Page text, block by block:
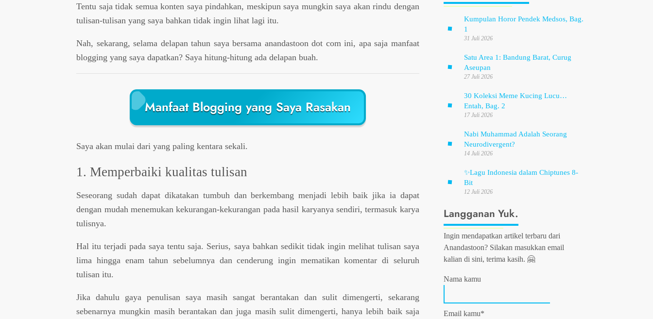
Tentu saja tidak semua konten saya pindahkan, meskipun saya mungkin saya akan rindu dengan
tulisan-tulisan yang saya bahkan tidak ingin lihat lagi itu.
Nah, sekarang, selama delapan tahun saya bersama anandastoon dot com ini, apa saja manfaat
blogging yang saya dapatkan? Saya hitung-hitung ada delapan buah.
Manfaat Blogging yang Saya Rasakan
Saya akan mulai dari yang paling kentara sekali.
1. Memperbaiki kualitas tulisan
Seseorang sudah dapat dikatakan tumbuh dan berkembang menjadi lebih baik jika ia dapat
dengan mudah menemukan kekurangan-kekurangan pada hasil karyanya sendiri, termasuk karya
tulisnya.
Hal itu terjadi pada saya tentu saja. Serius, saya bahkan sedikit tidak ingin melihat tulisan saya
lima hingga enam tahun sebelumnya dan cenderung ingin mematikan komentar di seluruh
tulisan itu.
Jika dahulu gaya penulisan saya masih sangat berantakan dan sulit dimengerti, sekarang
sebenarnya mungkin masih berantakan dan juga masih sulit dimengerti, hanya lebih baik saja
Kumpulan Horor Pendek Medsos, Bag.
1
31 Juli 2026
Satu Area 1: Bandung Barat, Curug
Aseupan
27 Juli 2026
30 Koleksi Meme Kucing Lucu…
Entah, Bag. 2
17 Juli 2026
Nabi Muhammad Adalah Seorang
Neurodivergent?
14 Juli 2026
✨Lagu Indonesia dalam Chiptunes 8-
Bit
12 Juli 2026
Langganan Yuk.
Ingin mendapatkan artikel terbaru dari
Anandastoon? Silakan masukkan email
kalian di sini, terima kasih. 🤗
Nama kamu
Email kamu*